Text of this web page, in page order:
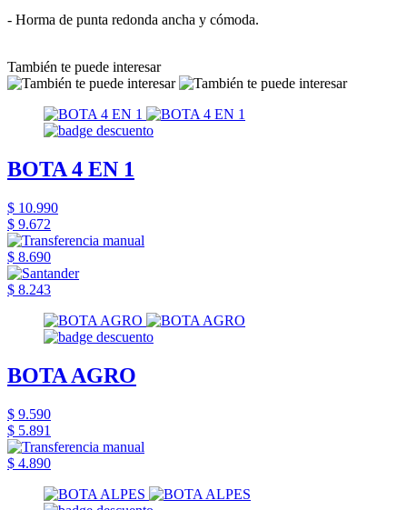
- Horma de punta redonda ancha y cómoda.
También te puede interesar
BOTA 4 EN 1
$ 10.990
$ 9.672
$ 8.690
$ 8.243
BOTA AGRO
$ 9.590
$ 5.891
$ 4.890